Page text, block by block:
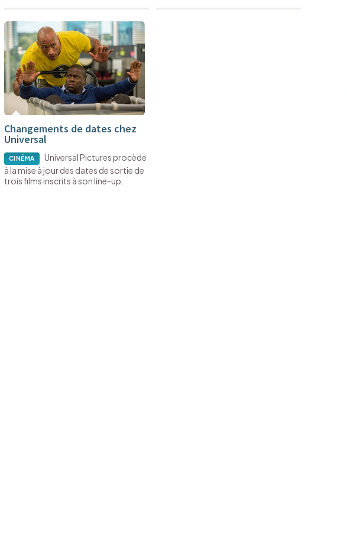
Changements de dates chez
Universal
CINÉMA
Universal Pictures procède
à la mise à jour des dates de sortie de
trois films inscrits à son line-up.